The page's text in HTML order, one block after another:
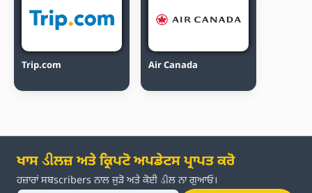
Trip.com Air Canada
ਖਾਸ ડીਲਜ਼ ਅਤੇ ਕ੍ਰਿਪਟੋ ਅਪਡੇਟਸ ਪ੍ਰਾਪਤ ਕਰੋ
ਹਜ਼ਾਰਾਂ ਸਬscribers ਨਾਲ ਜੁੜੋ ਅਤੇ ਕੋਈ ડીਲ ਨਾ ਗੁਆਓ।